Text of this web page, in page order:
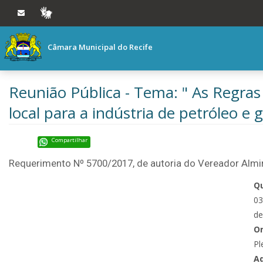
Ir ao conteúdo
Ir à navegação principal
VLIBRAS
Câmara Municipal do Recife
Reunião Pública - Tema: " As
local para a indústria de petróleo e
Compartilhar
Requerimento Nº 5700/2017, de autoria do Vereador